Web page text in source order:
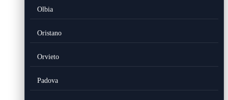
Olbia
Oristano
Orvieto
Padova